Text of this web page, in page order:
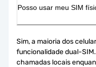
Posso usar meu SIM
Sim, a maioria dos
funcionalidade dual-
chamadas locais